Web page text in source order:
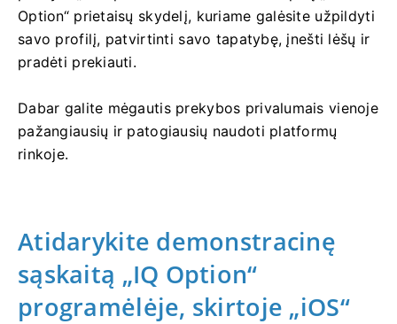
Option“ prietaisų skydelį, kuriame galėsite užpildyti
savo profilį, patvirtinti savo tapatybę, įnešti lėšų ir
pradėti prekiauti.
Dabar galite mėgautis prekybos privalumais vienoje
pažangiausių ir patogiausių naudoti platformų
rinkoje.
Atidarykite demonstracinę
sąskaitą „IQ Option“
programėlėje, skirtoje „iOS“